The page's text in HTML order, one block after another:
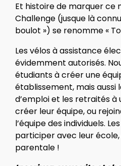
Et histoire de marquer ce
Challenge (jusque là
boulot ») se renomme «
Les vélos à assistance
évidemment autorisés.
étudiants à créer une
établissement, mais aussi
d’emploi et les retraités à
créer leur équipe, ou
l’équipe des individuels.
participer avec leur
parentale !